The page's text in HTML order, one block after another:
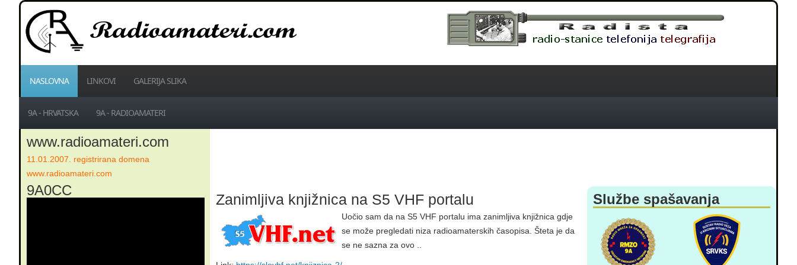
NASLOVNA LINKOVI GALERIJA SLIKA
9A - HRVATSKA 9A - RADIOAMATERI
www.radioamateri.com
11.01.2007. registrirana domena
www.radioamateri.com
9A0CC
Zanimljiva knjižnica na S5 VHF portalu
Uočio sam da na S5 VHF portalu ima zanimljiva knjižnica gdje
se može pregledati niza radioamaterskih časopisa. Šteta je da
se ne sazna za ovo ..
Službe spašavanja